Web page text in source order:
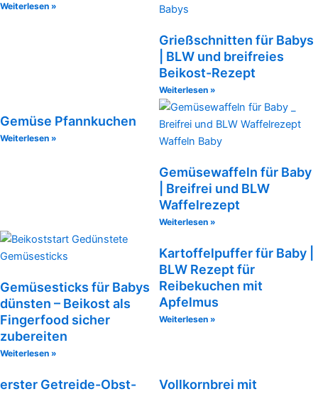
Weiterlesen »
Grießschnitten für Babys
| BLW und breifreies
Beikost-Rezept
Weiterlesen »
Gemüse Pfannkuchen
Weiterlesen »
Gemüsewaffeln für Baby
| Breifrei und BLW
Waffelrezept
Weiterlesen »
Gemüsesticks für Babys
dünsten – Beikost als
Fingerfood sicher
zubereiten
Weiterlesen »
Kartoffelpuffer für Baby |
BLW Rezept für
Reibekuchen mit
Apfelmus
Weiterlesen »
erster Getreide-Obst-
Vollkornbrei mit